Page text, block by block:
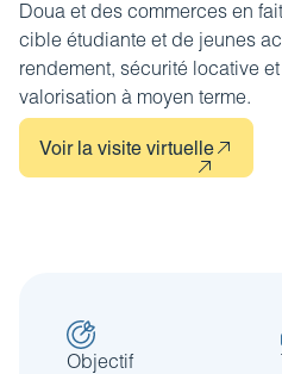
Doua et des commerces en
cible étudiante et de jeunes
rendement, sécurité locative
valorisation à moyen terme.
Voir la visite virtuelle
Objectif